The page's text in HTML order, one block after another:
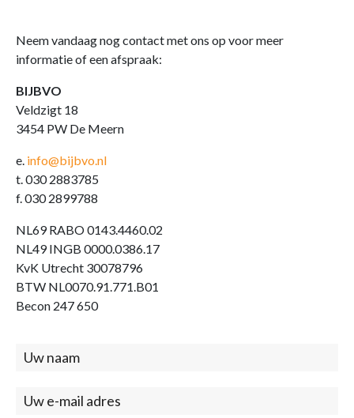
Neem vandaag nog contact met ons op voor meer
informatie of een afspraak:
BIJBVO
Veldzigt 18
3454 PW De Meern
e. info@bijbvo.nl
t. 030 2883785
f. 030 2899788
NL69 RABO 0143.4460.02
NL49 INGB 0000.0386.17
KvK Utrecht 30078796
BTW NL0070.91.771.B01
Becon 247 650
Contact